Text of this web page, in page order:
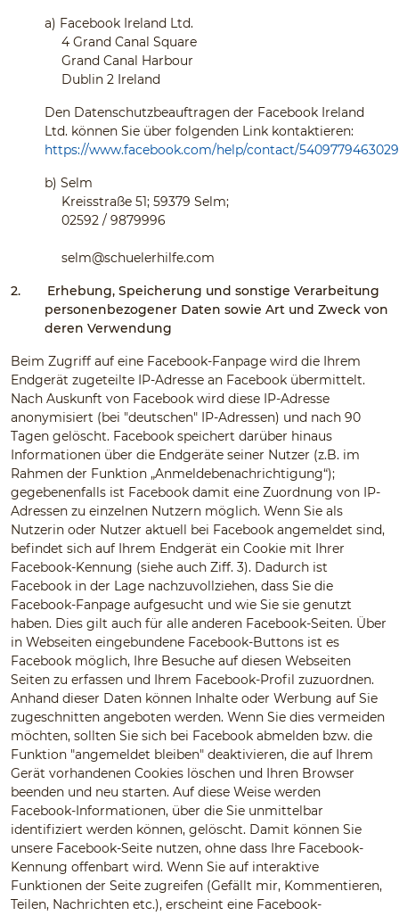
a) Facebook Ireland Ltd.
4 Grand Canal Square
Grand Canal Harbour
Dublin 2 Ireland
Den Datenschutzbeauftragen der Facebook Ireland
Ltd. können Sie über folgenden Link kontaktieren:
https://www.facebook.com/help/contact/
b) Selm
Kreisstraße 51; 59379 Selm;
02592 / 9879996
selm@schuelerhilfe.com
2.
Erhebung, Speicherung und sonstige Verarbeitung
personenbezogener Daten sowie Art und Zweck von
deren Verwendung
Beim Zugriff auf eine Facebook-Fanpage wird die Ihrem
Endgerät zugeteilte IP-Adresse an Facebook übermittelt.
Nach Auskunft von Facebook wird diese IP-Adresse
anonymisiert (bei "deutschen" IP-Adressen) und nach 90
Tagen gelöscht. Facebook speichert darüber hinaus
Informationen über die Endgeräte seiner Nutzer (z.B. im
Rahmen der Funktion „Anmeldebenachrichtigung“);
gegebenenfalls ist Facebook damit eine Zuordnung von IP-
Adressen zu einzelnen Nutzern möglich. Wenn Sie als
Nutzerin oder Nutzer aktuell bei Facebook angemeldet sind,
befindet sich auf Ihrem Endgerät ein Cookie mit Ihrer
Facebook-Kennung (siehe auch Ziff. 3). Dadurch ist
Facebook in der Lage nachzuvollziehen, dass Sie die
Facebook-Fanpage aufgesucht und wie Sie sie genutzt
haben. Dies gilt auch für alle anderen Facebook-Seiten. Über
in Webseiten eingebundene Facebook-Buttons ist es
Facebook möglich, Ihre Besuche auf diesen Webseiten
Seiten zu erfassen und Ihrem Facebook-Profil zuzuordnen.
Anhand dieser Daten können Inhalte oder Werbung auf Sie
zugeschnitten angeboten werden. Wenn Sie dies vermeiden
möchten, sollten Sie sich bei Facebook abmelden bzw. die
Funktion "angemeldet bleiben" deaktivieren, die auf Ihrem
Gerät vorhandenen Cookies löschen und Ihren Browser
beenden und neu starten. Auf diese Weise werden
Facebook-Informationen, über die Sie unmittelbar
identifiziert werden können, gelöscht. Damit können Sie
unsere Facebook-Seite nutzen, ohne dass Ihre Facebook-
Kennung offenbart wird. Wenn Sie auf interaktive
Funktionen der Seite zugreifen (Gefällt mir, Kommentieren,
Teilen, Nachrichten etc.), erscheint eine Facebook-